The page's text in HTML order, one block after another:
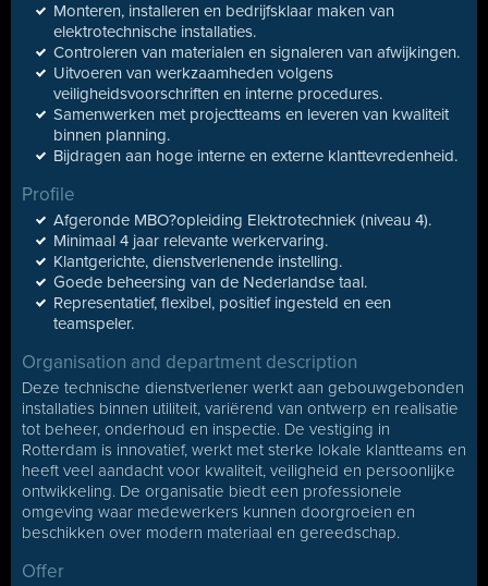
Monteren, installeren en bedrijfsklaar maken van
elektrotechnische installaties.
Controleren van materialen en signaleren van afwijkingen.
Uitvoeren van werkzaamheden volgens
veiligheidsvoorschriften en interne procedures.
Samenwerken met projectteams en leveren van kwaliteit
binnen planning.
Bijdragen aan hoge interne en externe klanttevredenheid.
Profile
Afgeronde MBO?opleiding Elektrotechniek (niveau 4).
Minimaal 4 jaar relevante werkervaring.
Klantgerichte, dienstverlenende instelling.
Goede beheersing van de Nederlandse taal.
Representatief, flexibel, positief ingesteld en een
teamspeler.
Organisation and department description
Deze technische dienstverlener werkt aan gebouwgebonden
installaties binnen utiliteit, variërend van ontwerp en realisatie
tot beheer, onderhoud en inspectie. De vestiging in
Rotterdam is innovatief, werkt met sterke lokale klantteams en
heeft veel aandacht voor kwaliteit, veiligheid en persoonlijke
ontwikkeling. De organisatie biedt een professionele
omgeving waar medewerkers kunnen doorgroeien en
beschikken over modern materiaal en gereedschap.
Offer